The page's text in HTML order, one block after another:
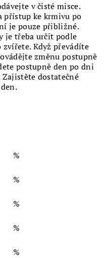
v čisté misce.
přístup ke krmivu po
je pouze přibližné.
je třeba určit podle
zvířete. Když převádíte
změnu postupně
postupně den po dni
Zajistěte dostatečné
%
%
%
%
%